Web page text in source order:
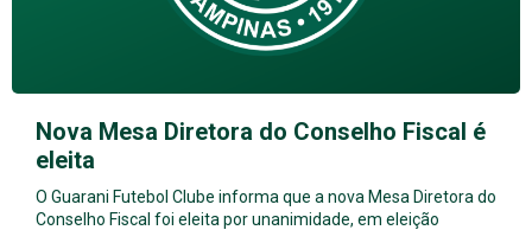
Nova Mesa Diretora do Conselho Fiscal é
eleita
O Guarani Futebol Clube informa que a nova Mesa Diretora do
Conselho Fiscal foi eleita por unanimidade, em eleição